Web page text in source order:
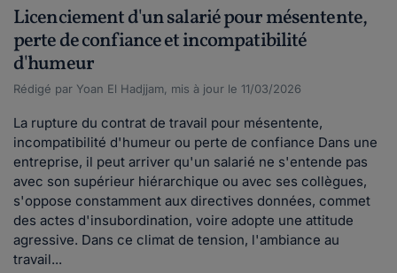
Licenciement d'un salarié pour mésentente,
perte de confiance et incompatibilité
d'humeur
Rédigé par Yoan El Hadjjam, mis à jour le 11/03/2026
La rupture du contrat de travail pour mésentente,
incompatibilité d'humeur ou perte de confiance Dans une
entreprise, il peut arriver qu'un salarié ne s'entende pas
avec son supérieur hiérarchique ou avec ses collègues,
s'oppose constamment aux directives données, commet
des actes d'insubordination, voire adopte une attitude
agressive. Dans ce climat de tension, l'ambiance au
travail...